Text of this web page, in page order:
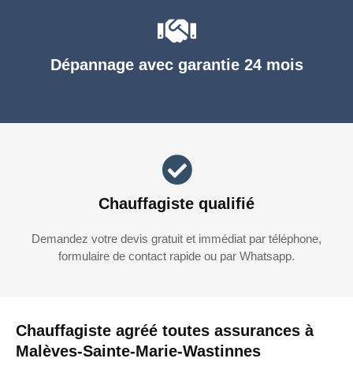
Chauffagiste agréé toutes assurances à
Malèves-Sainte-Marie-Wastinnes
Dépannage avec garantie 24 mois
Chauffagiste qualifié
Demandez votre devis gratuit et immédiat par téléphone,
formulaire de contact rapide ou par Whatsapp.